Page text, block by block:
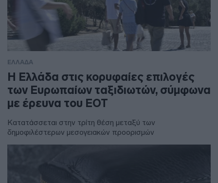
ΕΛΛΑΔΑ
Η Ελλάδα στις κορυφαίες επιλογές
των Ευρωπαίων ταξιδιωτών, σύμφωνα
με έρευνα του ΕΟΤ
Κατατάσσεται στην τρίτη θέση μεταξύ των
δημοφιλέστερων μεσογειακών προορισμών